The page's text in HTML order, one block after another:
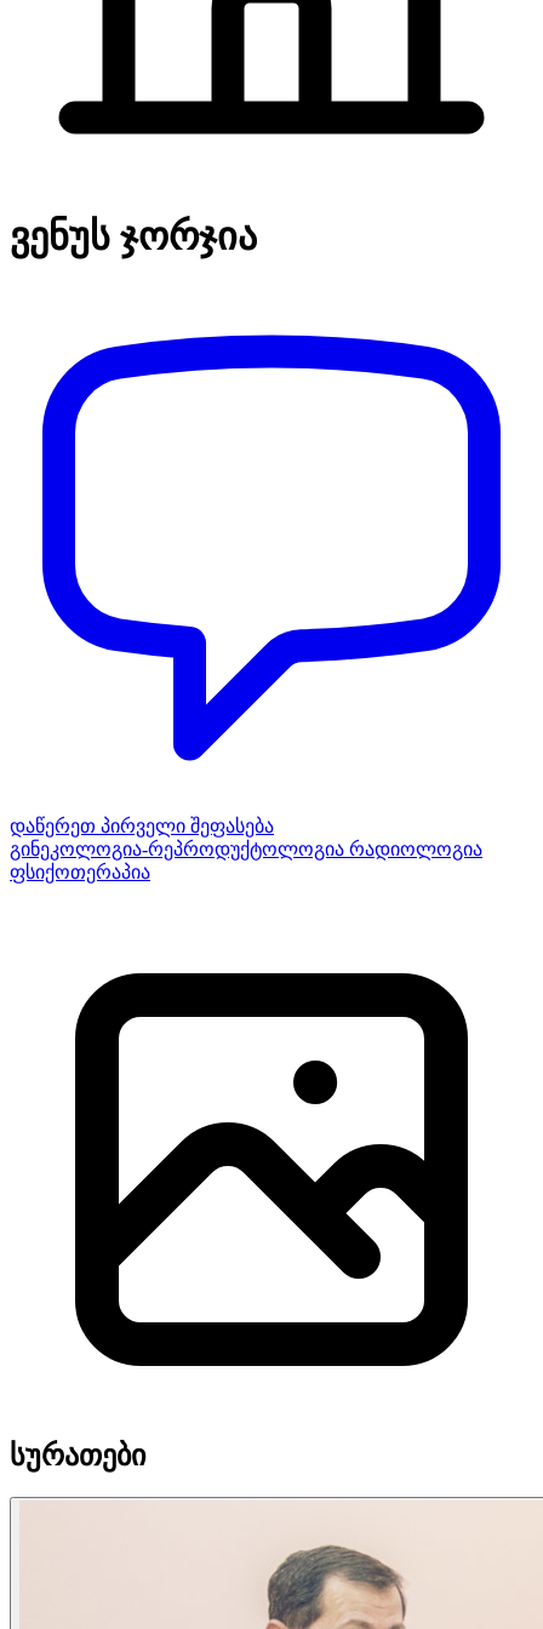
ვენუს ჯორჯია
დაწერეთ პირველი შეფასება
გინეკოლოგია-რეპროდუქტოლოგია რადიოლოგია
ფსიქოთერაპია
სურათები